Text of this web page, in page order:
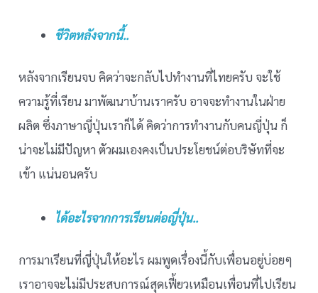
ชีวิตหลังจากนี้..
หลังจากเรียนจบ คิดว่าจะกลับไปทำงานที่ไทยครับ จะใช้
ความรู้ที่เรียน มาพัฒนาบ้านเราครับ อาจจะทำงานในฝ่าย
ผลิต ซึ่งภาษาญี่ปุ่นเราก็ได้ คิดว่าการทำงานกับคนญี่ปุ่น ก็
น่าจะไม่มีปัญหา ตัวผมเองคงเป็นประโยชน์ต่อบริษัทที่จะ
เข้า แน่นอนครับ
ได้อะไรจากการเรียนต่อญี่ปุ่น..
การมาเรียนที่ญี่ปุ่นให้อะไร ผมพูดเรื่องนี้กับเพื่อนอยู่บ่อยๆ
เราอาจจะไม่มีประสบการณ์สุดเฟี้ยวเหมือนเพื่อนที่ไปเรียน